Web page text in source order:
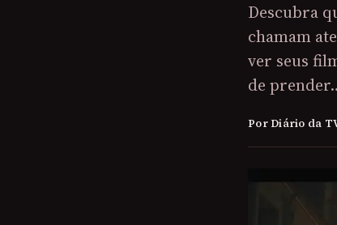
Descubra
chamam
ver seus
de
Por Diário da